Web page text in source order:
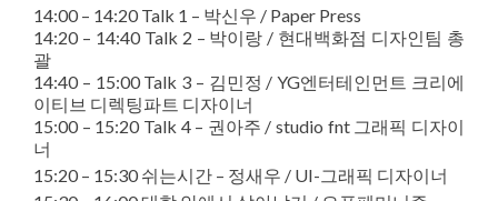
14:00 – 14:20 Talk 1 – 박신우 / Paper Press
14:20 – 14:40 Talk 2 – 박이랑 / 현대백화점 디자인팀 총
괄
14:40 – 15:00 Talk 3 – 김민정 / YG엔터테인먼트 크리에
이티브 디렉팅파트 디자이너
15:00 – 15:20 Talk 4 – 권아주 / studio fnt 그래픽 디자이
너
15:20 – 15:30 쉬는시간 – 정새우 / UI-그래픽 디자이너